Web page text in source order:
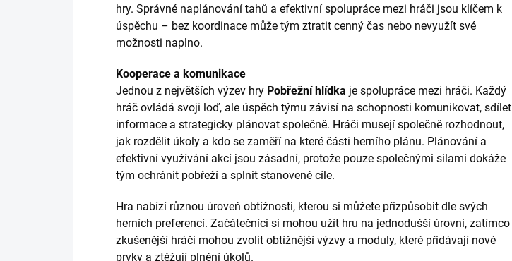
hry. Správné naplánování tahů a efektivní spolupráce mezi hráči jsou klíčem k
úspěchu – bez koordinace může tým ztratit cenný čas nebo nevyužít své
možnosti naplno.
Kooperace a komunikace
Jednou z největších výzev hry Pobřežní hlídka je spolupráce mezi hráči. Každý
hráč ovládá svoji loď, ale úspěch týmu závisí na schopnosti komunikovat, sdílet
informace a strategicky plánovat společně. Hráči musejí společně rozhodnout,
jak rozdělit úkoly a kdo se zaměří na které části herního plánu. Plánování a
efektivní využívání akcí jsou zásadní, protože pouze společnými silami dokáže
tým ochránit pobřeží a splnit stanovené cíle.
Hra nabízí různou úroveň obtížnosti, kterou si můžete přizpůsobit dle svých
herních preferencí. Začátečníci si mohou užít hru na jednodušší úrovni, zatímco
zkušenější hráči mohou zvolit obtížnější výzvy a moduly, které přidávají nové
prvky a ztěžují plnění úkolů.